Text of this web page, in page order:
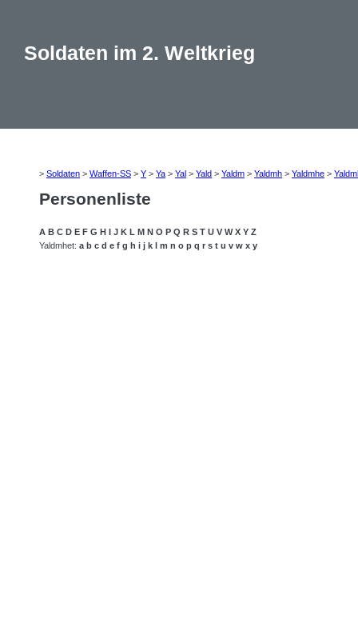
Soldaten im 2. Weltkrieg
> Soldaten > Waffen-SS > Y > Ya > Yal > Yald > Yaldm > Yaldmh > Yaldmhe >
Personenliste
A B C D E F G H I J K L M N O P Q R S T U V W X Y Z
Yaldmhet: a b c d e f g h i j k l m n o p q r s t u v w x y